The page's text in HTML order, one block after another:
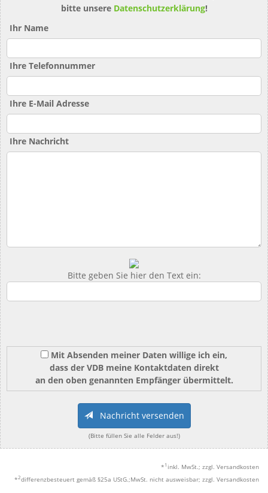
bitte unsere Datenschutzerklärung!
Ihr Name
Ihre Telefonnummer
Ihre E-Mail Adresse
Ihre Nachricht
Bitte geben Sie hier den Text ein:
Mit Absenden meiner Daten willige ich ein,
dass der VDB meine Kontaktdaten direkt
an den oben genannten Empfänger übermittelt.
Nachricht versenden
(Bitte füllen Sie alle Felder aus!)
* 1 inkl. MwSt.; zzgl. Versandkosten
*2differenzbesteuert gemäß §25a UStG.;MwSt. nicht ausweisbar; zzgl. Versandkosten